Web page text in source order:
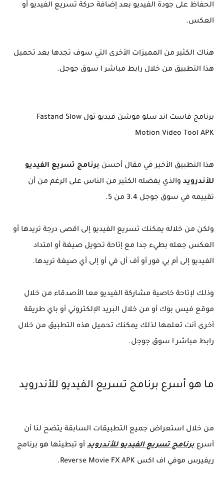
الحفاظ على جودة الفيديو بعد إضافة حركة تسريع الفيديو أو
العكس.
هناك الكثير من المميزات الأخرى التي سوف تجدها بعد تحميل
هذا التطبيق من خلال رابط مباشر l سوق جوجل.
برنامج فاست اند سلو موشن فيديو تول Fastand Slow
Motion Video Tool APK
هذا التطبيق الأخير في مقال أحسن برنامج تسريع الفيديو
للأندرويد والذي يفضله الكثير من الناس على الرغم من أن
تقييمه في سوق جوجل 3.4 من 5.
ولكن من خلاله يمكنك تسريع الفيديو إلى اقصى درجة تريدها أو
العكس جعله بطيء جدا مع إتاحة تحويل صيغة أو امتداد
الفيديو إلى أم بي فور أو أف أل في أو إلى أي صيغة تريدها.
وذلك لإتاحة خاصية مشاركة الفيديو معا الأصدقاء من خلال
موقع فيس بوك أو من خلال البريد الإلكتروني أو باي طريقة
أخرى أنت تعلمها لذلك يمكنك تحميل هذه التطبيق من خلال
رابط مباشر l سوق جوجل.
ما هو أسرع برنامج تسريع الفيديو للأندرويد
من خلال استعراض جميع التطبيقات السابقة يتضح لنا أن
أسرع برنامج تسريع الفيديو للأندرويد أو تبطيئها هو برنامج
ريفيرس موفي اف اكس Reverse Movie FX APK.